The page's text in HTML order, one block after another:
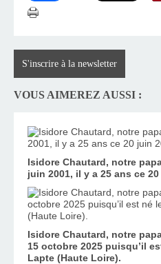
S'inscrire à la newsletter
VOUS AIMEREZ AUSSI :
Isidore Chautard, notre
juin 2001, il y a 25 ans ce
Isidore Chautard, notre
15 octobre 2025 puisqu’il
Lapte (Haute Loire).